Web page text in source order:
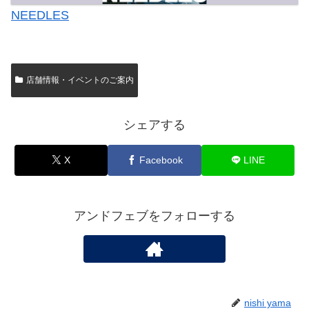
NEEDLES
店舗情報・イベントのご案内
シェアする
X Facebook LINE
アンドフェブをフォローする
nishi yama